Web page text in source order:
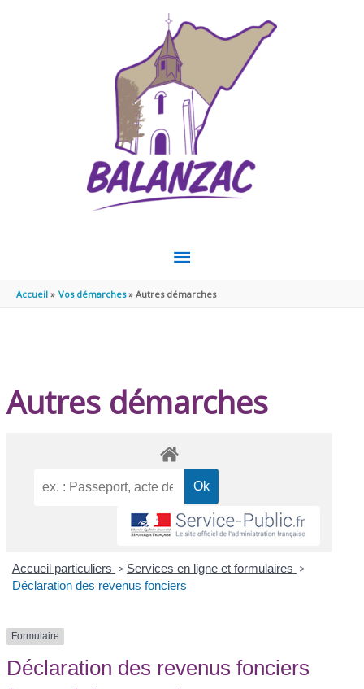
MENU
PRINCIPAL
Accueil Vos démarches Autres démarches
Autres démarches
Accueil particuliers > Services en ligne et formulaires >
Déclaration des revenus fonciers
Formulaire
Déclaration des revenus fonciers